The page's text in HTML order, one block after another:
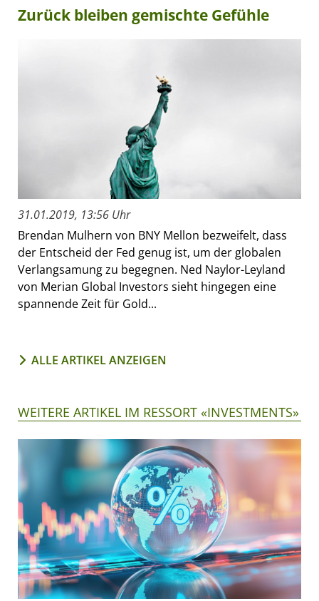
Zurück bleiben gemischte Gefühle
31.01.2019, 13:56 Uhr
Brendan Mulhern von BNY Mellon bezweifelt, dass
der Entscheid der Fed genug ist, um der globalen
Verlangsamung zu begegnen. Ned Naylor-Leyland
von Merian Global Investors sieht hingegen eine
spannende Zeit für Gold...
ALLE ARTIKEL ANZEIGEN
WEITERE ARTIKEL IM RESSORT «INVESTMENTS»